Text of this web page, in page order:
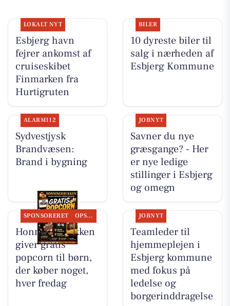
LOKALT NYT
Esbjerg havn
fejrer ankomst af
cruiseskibet
Finmarken fra
Hurtigruten
BILER
10 dyreste biler til
salg i nærheden af
Esbjerg Kommune
ALARM112
Sydvestjysk
Brandvæsen:
Brand i bygning
JOBNYT
Savner du nye
græsgange? - Her
er nye ledige
stillinger i Esbjerg
og omegn
SPONSORERET OPSLAGSTAVLEN
Honning-krukken
giver gratis
popcorn til børn,
der køber noget,
hver fredag
JOBNYT
Teamleder til
hjemmeplejen i
Esbjerg kommune
med fokus på
ledelse og
borgerinddragelse